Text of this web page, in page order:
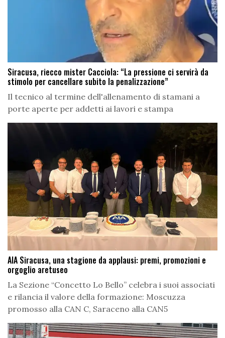
Siracusa, riecco mister Cacciola: “La pressione ci servirà da
stimolo per cancellare subito la penalizzazione”
Il tecnico al termine dell'allenamento di stamani a
porte aperte per addetti ai lavori e stampa
AIA Siracusa, una stagione da applausi: premi, promozioni e
orgoglio aretuseo
La Sezione “Concetto Lo Bello” celebra i suoi associati
e rilancia il valore della formazione: Moscuzza
promosso alla CAN C, Saraceno alla CAN5